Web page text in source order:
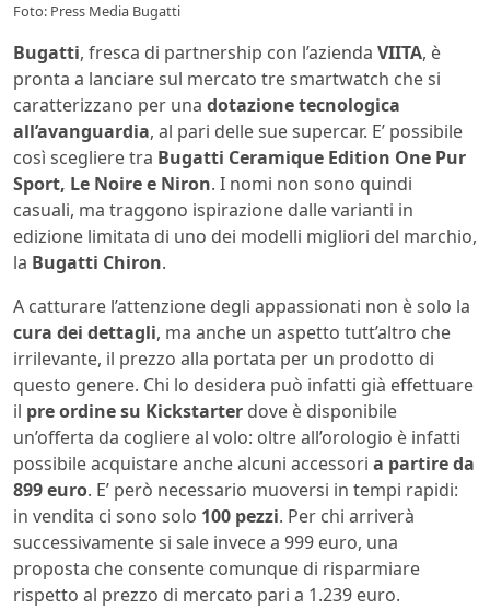
Foto: Press Media Bugatti
Bugatti, fresca di partnership con l’azienda VIITA, è
pronta a lanciare sul mercato tre smartwatch che si
caratterizzano per una dotazione tecnologica
all’avanguardia, al pari delle sue supercar. E’ possibile
così scegliere tra Bugatti Ceramique Edition One Pur
Sport, Le Noire e Niron. I nomi non sono quindi
casuali, ma traggono ispirazione dalle varianti in
edizione limitata di uno dei modelli migliori del marchio,
la Bugatti Chiron.
A catturare l’attenzione degli appassionati non è solo la
cura dei dettagli, ma anche un aspetto tutt’altro che
irrilevante, il prezzo alla portata per un prodotto di
questo genere. Chi lo desidera può infatti già effettuare
il pre ordine su Kickstarter dove è disponibile
un’offerta da cogliere al volo: oltre all’orologio è infatti
possibile acquistare anche alcuni accessori a partire da
899 euro. E’ però necessario muoversi in tempi rapidi:
in vendita ci sono solo 100 pezzi. Per chi arriverà
successivamente si sale invece a 999 euro, una
proposta che consente comunque di risparmiare
rispetto al prezzo di mercato pari a 1.239 euro.